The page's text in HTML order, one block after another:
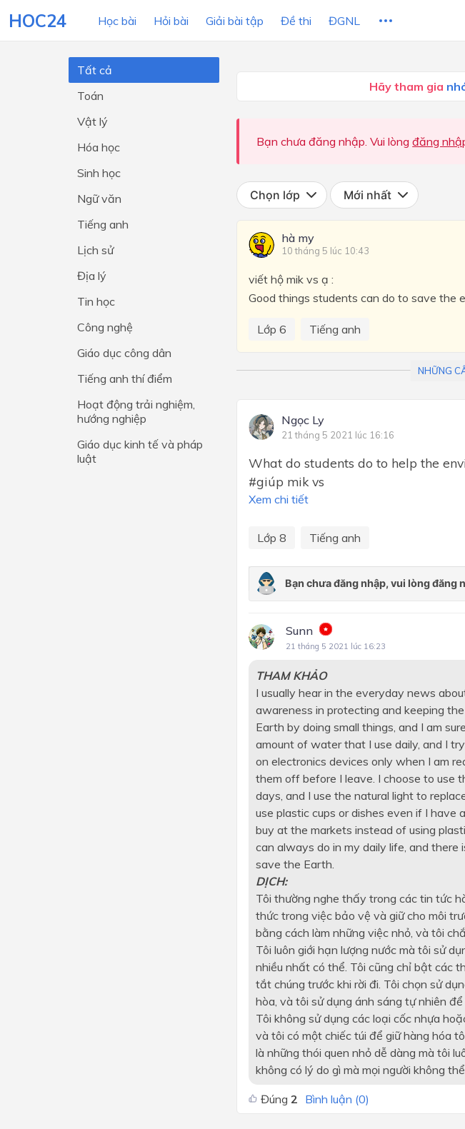
HOC24 Học bài Hỏi bài Giải bài tập Đề thi ĐGNL
LỚP HỌC
Lớp 12
Lớp 10
Lớp 9
Lớp 8
Lớp 7
Lớp 5
Lớp 4
Lớp 3
Lớp 2
Lớp 1
Tất cả
Toán
Vật lý
Hóa học
Sinh học
Ngữ văn
Tiếng anh
Lịch sử
Địa lý
Tin học
Công nghệ
Giáo dục công dân
Tiếng anh thí điểm
Hoạt động trải nghiệm,
hướng nghiệp
Giáo dục kinh tế và pháp
luật
Hãy tham gia
Bạn chưa đăng nhập. Vui lòngđăng
Chọn lớp Mới nhất
hà my
10 tháng 5 lúc 10:43
viết hộ mik vs ạ :
Good things students can do to save the
Lớp 6 Tiếng anh
NHỮNG
Ngọc Ly
21 tháng 5 2021 lúc 16:16
What do students do to help the
#giúp mik vs
Xem chi tiết
Lớp 8 Tiếng anh
Sunn
21 tháng 5 2021 lúc 16:23
THAM KHẢO
I usually hear in the everyday news
awareness in protecting and keeping
Earth by doing small things, and I am
amount of water that I use daily, and I
on electronics devices only when I am
them off before I leave. I choose to use
days, and I use the natural light to
use plastic cups or dishes even if I have
buy at the markets instead of using
can always do in my daily life, and
save the Earth.
DỊCH:
Tôi thường nghe thấy trong các tin tức
thức trong việc bảo vệ và giữ cho môi
bằng cách làm những việc nhỏ, và tôi
Tôi luôn giới hạn lượng nước mà tôi sử
nhiều nhất có thể. Tôi cũng chỉ bật các
tắt chúng trước khi rời đi. Tôi chọn sử
hòa, và tôi sử dụng ánh sáng tự nhiên
Tôi không sử dụng các loại cốc nhựa
và tôi có một chiếc túi để giữ hàng hóa
là những thói quen nhỏ dễ dàng mà tôi
không có lý do gì mà mọi người không
Đúng2 Bình luận (0)